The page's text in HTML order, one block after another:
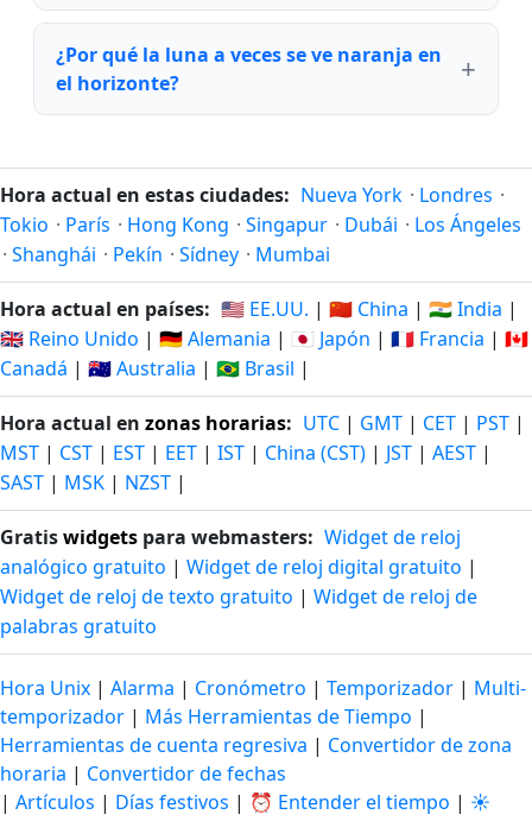
¿Por qué la luna a veces se ve naranja en
el horizonte?
Hora actual en estas ciudades: Nueva York · Londres ·
Tokio · París · Hong Kong · Singapur · Dubái · Los Ángeles
· Shanghái · Pekín · Sídney · Mumbai
Hora actual en países: 🇺🇸 EE.UU. | 🇨🇳 China | 🇮🇳 India |
🇬🇧 Reino Unido | 🇩🇪 Alemania | 🇯🇵 Japón | 🇫🇷 Francia | 🇨🇦
Canadá | 🇦🇺 Australia | 🇧🇷 Brasil |
Hora actual en zonas horarias: UTC | GMT | CET | PST |
MST | CST | EST | EET | IST | China (CST) | JST | AEST |
SAST | MSK | NZST |
Gratiswidgets para webmasters: Widget de reloj
analógico gratuito | Widget de reloj digital gratuito |
Widget de reloj de texto gratuito | Widget de reloj de
palabras gratuito
Hora Unix | Alarma | Cronómetro | Temporizador | Multi-
temporizador | Más Herramientas de Tiempo |
Herramientas de cuenta regresiva | Convertidor de zona
horaria | Convertidor de fechas
| Artículos | Días festivos | ⏰ Entender el tiempo | ☀️